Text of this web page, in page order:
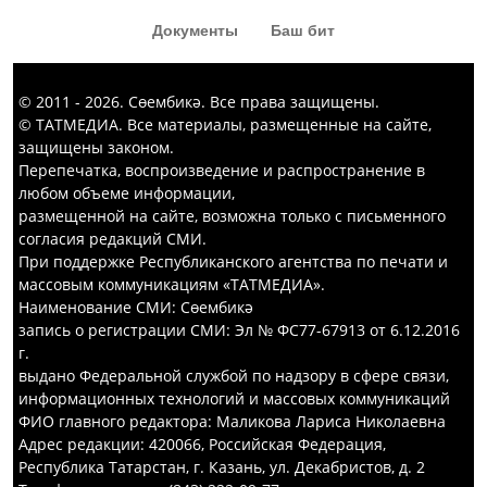
Документы Баш бит
© 2011 - 2026. Сөембикә. Все права защищены.
© ТАТМЕДИА. Все материалы, размещенные на сайте,
защищены законом.
Перепечатка, воспроизведение и распространение в
любом объеме информации,
размещенной на сайте, возможна только с письменного
согласия редакций СМИ.
При поддержке Республиканского агентства по печати и
массовым коммуникациям «ТАТМЕДИА».
Наименование СМИ: Сөембикә
запись о регистрации СМИ: Эл № ФС77-67913 от 6.12.2016
г.
выдано Федеральной службой по надзору в сфере связи,
информационных технологий и массовых коммуникаций
ФИО главного редактора: Маликова Лариса Николаевна
Адрес редакции: 420066, Российская Федерация,
Республика Татарстан, г. Казань, ул. Декабристов, д. 2